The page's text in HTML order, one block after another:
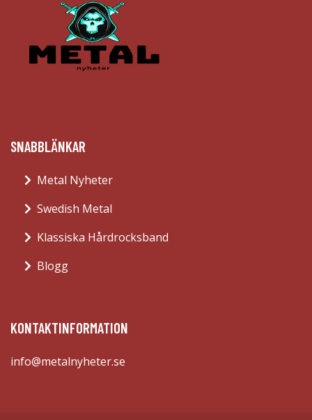
SNABBLÄNKAR
Metal Nyheter
Swedish Metal
Klassiska Hårdrocksband
Blogg
KONTAKTINFORMATION
info@metalnyheter.se